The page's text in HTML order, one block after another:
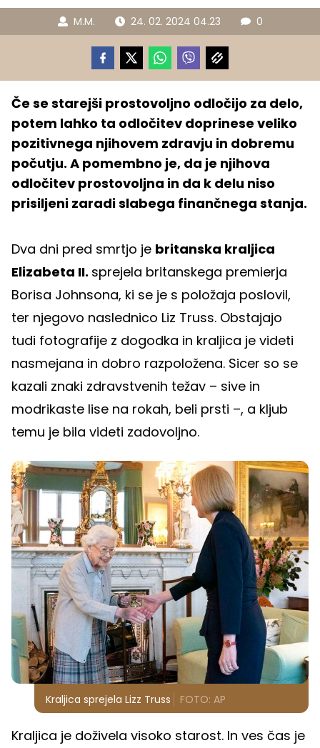
M.M. 24. 02. 2024 04.23 0
Če se starejši prostovoljno odločijo za delo,
potem lahko ta odločitev doprinese veliko
pozitivnega njihovem zdravju in dobremu
počutju. A pomembno je, da je njihova
odločitev prostovoljna in da k delu niso
prisiljeni zaradi slabega finančnega stanja.
Dva dni pred smrtjo je britanska kraljica
Elizabeta II. sprejela britanskega premierja
Borisa Johnsona, ki se je s položaja poslovil,
ter njegovo naslednico Liz Truss. Obstajajo
tudi fotografije z dogodka in kraljica je videti
nasmejana in dobro razpoložena. Sicer so se
kazali znaki zdravstvenih težav – sive in
modrikaste lise na rokah, beli prsti –, a kljub
temu je bila videti zadovoljno.
Kraljica sprejela Lizz Truss FOTO: AP
Kraljica je doživela visoko starost. In ves čas je